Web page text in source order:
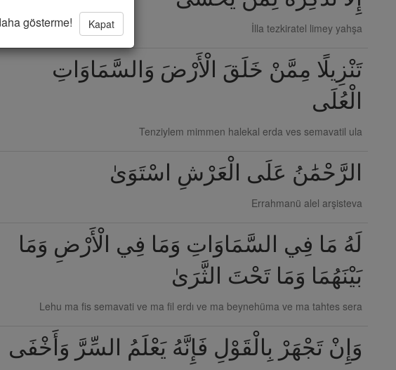
İlla tezkiratel limey yahşa
تَنْزِيلًا مِمَّنْ خَلَقَ الْأَرْضَ وَالسَّمَاوَاتِ
الْعُلَى
Tenziylem mimmen halekal erda ves semavatil ula
الرَّحْمَٰنُ عَلَى الْعَرْشِ اسْتَوَىٰ
Errahmanü alel arşisteva
لَهُ مَا فِي السَّمَاوَاتِ وَمَا فِي الْأَرْضِ وَمَا
بَيْنَهُمَا وَمَا تَحْتَ الثَّرَىٰ
Lehu ma fis semavati ve ma fil erdı ve ma beynehüma ve ma tahtes sera
وَإِنْ تَجْهَرْ بِالْقَوْلِ فَإِنَّهُ يَعْلَمُ السِّرَّ وَأَخْفَى
gösterme! Kapat